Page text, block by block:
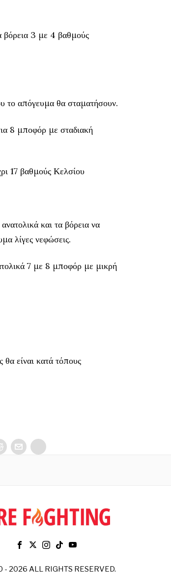
3 με 4 βαθμούς
το απόγευμα θα σταματήσουν.
8 μποφόρ με σταδιακή
17 βαθμούς Κελσίου
και τα βόρεια να
λίγες νεφώσεις.
7 με 8 μποφόρ με μικρή
θα είναι κατά τόπους
2026 ALL RIGHTS RESERVED.